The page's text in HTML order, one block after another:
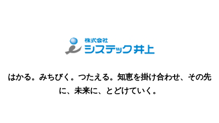
はかる。みちびく。つたえる。知恵を掛け合わせ、その先
に、未来に、とどけていく。